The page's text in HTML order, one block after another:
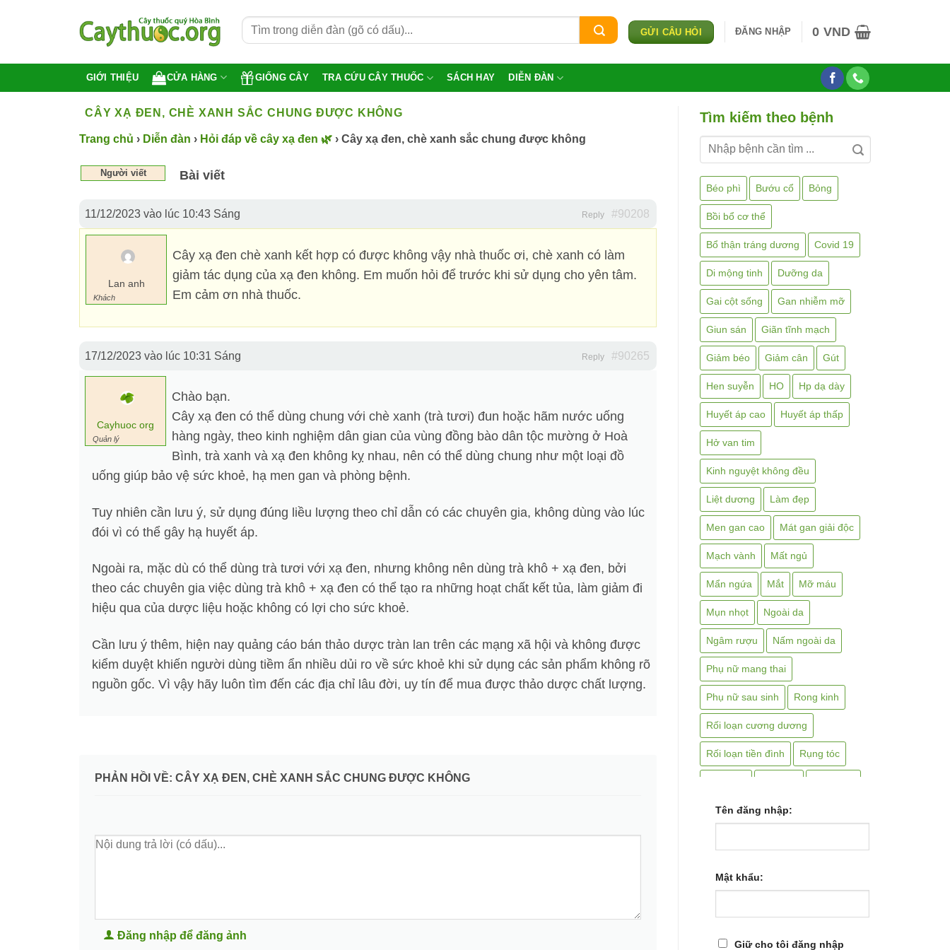
dung
GỬI CÂU HỎI ĐĂNG NHẬP 0 VND
GIỚI THIỆU CỬA HÀNG GIỐNG CÂY TRA CỨU CÂY THUỐC SÁCH HAY DIỄN ĐÀN
CÂY XẠ ĐEN, CHÈ XANH SẮC CHUNG ĐƯỢC KHÔNG
Trang chủ › Diễn đàn › Hỏi đáp về cây xạ đen 🌿 › Cây xạ đen, chè xanh sắc chung được không
Người viết Bài viết
11/12/2023 vào lúc 10:43 Sáng #90208
Reply
Lan anh
Khách
Cây xạ đen chè xanh kết hợp có được không vậy nhà thuốc ơi, chè xanh có làm
giảm tác dụng của xạ đen không. Em muốn hỏi để trước khi sử dụng cho yên tâm.
Em cảm ơn nhà thuốc.
17/12/2023 vào lúc 10:31 Sáng #90265
Reply
Cayhuoc org
Quản lý
Chào bạn.
Cây xạ đen có thể dùng chung với chè xanh (trà tươi) đun hoặc hãm nước uống
hàng ngày, theo kinh nghiệm dân gian của vùng đồng bào dân tộc mường ở Hoà
Bình, trà xanh và xạ đen không kỵ nhau, nên có thể dùng chung như một loại đồ
uống giúp bảo vệ sức khoẻ, hạ men gan và phòng bệnh.
Tuy nhiên cần lưu ý, sử dụng đúng liều lượng theo chỉ dẫn có các chuyên gia, không dùng vào lúc
đói vì có thể gây hạ huyết áp.
Ngoài ra, mặc dù có thể dùng trà tươi với xạ đen, nhưng không nên dùng trà khô + xạ đen, bởi
theo các chuyên gia việc dùng trà khô + xạ đen có thể tạo ra những hoạt chất kết tủa, làm giảm đi
hiệu qua của dược liệu hoặc không có lợi cho sức khoẻ.
Cần lưu ý thêm, hiện nay quảng cáo bán thảo dược tràn lan trên các mạng xã hội và không được
kiểm duyệt khiến người dùng tiềm ẩn nhiều dủi ro về sức khoẻ khi sử dụng các sản phẩm không rõ
nguồn gốc. Vì vậy hãy luôn tìm đến các địa chỉ lâu đời, uy tín để mua được thảo dược chất lượng.
PHẢN HỒI VỀ: CÂY XẠ ĐEN, CHÈ XANH SẮC CHUNG ĐƯỢC KHÔNG
Đăng nhập để đăng ảnh
Tìm kiếm theo bệnh
Béo phì Bướu cổ Bỏng
Bồi bổ cơ thể
Bổ thận tráng dương Covid 19
Di mộng tinh Dưỡng da
Gai cột sống Gan nhiễm mỡ
Giun sán Giãn tĩnh mạch
Giảm béo Giảm cân Gút
Hen suyễn HO Hp dạ dày
Huyết áp cao Huyết áp thấp
Hở van tim
Kinh nguyệt không đều
Liệt dương Làm đẹp
Men gan cao Mát gan giải độc
Mạch vành Mất ngủ
Mẩn ngứa Mắt Mỡ máu
Mụn nhọt Ngoài da
Ngâm rượu Nấm ngoài da
Phụ nữ mang thai
Phụ nữ sau sinh Rong kinh
Rối loạn cương dương
Rối loạn tiền đình Rụng tóc
Sỏi mật Sỏi thận
Tên đăng nhập:
Mật khẩu:
Giữ cho tôi đăng nhập